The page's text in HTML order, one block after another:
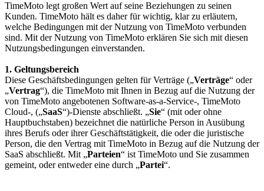
TimeMoto legt großen Wert auf seine Beziehungen zu seinen
Kunden. TimeMoto hält es daher für wichtig, klar zu erläutern,
welche Bedingungen mit der Nutzung von TimeMoto verbunden
sind. Mit der Nutzung von TimeMoto erklären Sie sich mit diesen
Nutzungsbedingungen einverstanden.
1. Geltungsbereich
Diese Geschäftsbedingungen gelten für Verträge („Verträge“ oder
„Vertrag“), die TimeMoto mit Ihnen in Bezug auf die Nutzung der
von TimeMoto angebotenen Software-as-a-Service-, TimeMoto
Cloud-, („SaaS“)-Dienste abschließt. „Sie“ (mit oder ohne
Hauptbuchstaben) bezeichnet die natürliche Person in Ausübung
ihres Berufs oder ihrer Geschäftstätigkeit, die oder die juristische
Person, die den Vertrag mit TimeMoto in Bezug auf die Nutzung der
SaaS abschließt. Mit „Parteien“ ist TimeMoto und Sie zusammen
gemeint, oder entweder eine durch „Partei“.